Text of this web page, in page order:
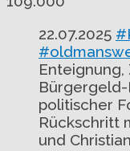
22.07.2025
Bürgergeld-
politischer
Rückschritt
und